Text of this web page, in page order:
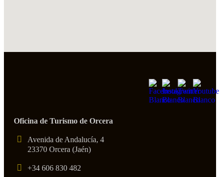
Oficina de Turismo de Orcera
Avenida de Andalucía, 4
23370 Orcera (Jaén)
+34 606 830 482